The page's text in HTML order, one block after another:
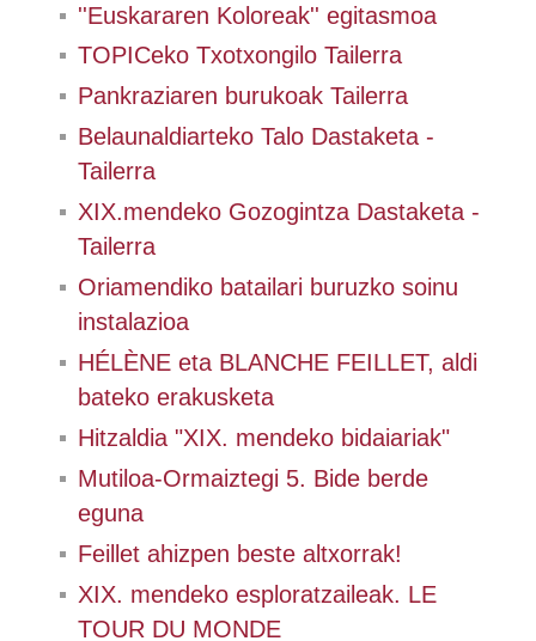
''Euskararen Koloreak'' egitasmoa
TOPICeko Txotxongilo Tailerra
Pankraziaren burukoak Tailerra
Belaunaldiarteko Talo Dastaketa -
Tailerra
XIX.mendeko Gozogintza Dastaketa -
Tailerra
Oriamendiko batailari buruzko soinu
instalazioa
HÉLÈNE eta BLANCHE FEILLET, aldi
bateko erakusketa
Hitzaldia "XIX. mendeko bidaiariak"
Mutiloa-Ormaiztegi 5. Bide berde
eguna
Feillet ahizpen beste altxorrak!
XIX. mendeko esploratzaileak. LE
TOUR DU MONDE